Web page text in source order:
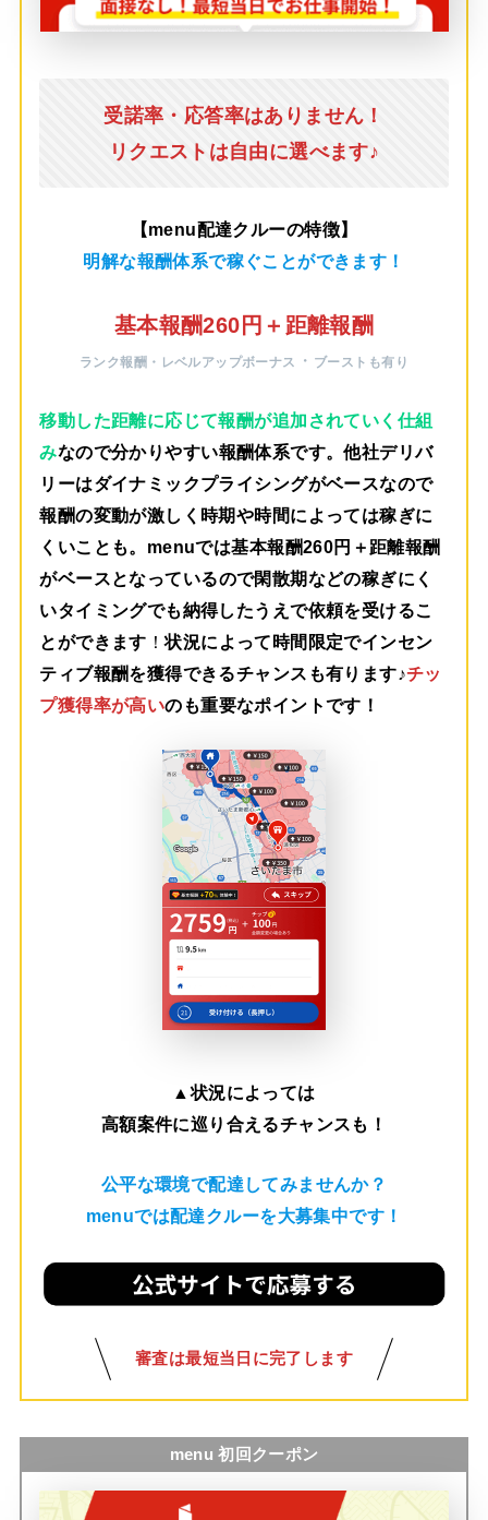
受諾率・応答率はありません！
リクエストは自由に選べます♪
【menu配達クルーの特徴】
明解な報酬体系で稼ぐことができます！
基本報酬260円＋距離報酬
ランク報酬・レベルアップボーナス ・ ブーストも有り
移動した距離に応じて報酬が追加されていく仕組
みなので分かりやすい報酬体系です。他社デリバ
リーはダイナミックプライシングがベースなので
報酬の変動が激しく時期や時間によっては稼ぎに
くいことも。menuでは基本報酬260円＋距離報酬
がベースとなっているので閑散期などの稼ぎにく
いタイミングでも納得したうえで依頼を受けるこ
とができます ！状況によって時間限定でインセン
ティブ報酬を獲得できるチャンスも有ります♪チッ
プ獲得率が高いのも重要なポイントです！
▲状況によっては
高額案件に巡り合えるチャンスも！
公平な環境で配達してみませんか？
menuでは配達クルーを大募集中です！
審査は最短当日に完了します
menu 初回クーポン